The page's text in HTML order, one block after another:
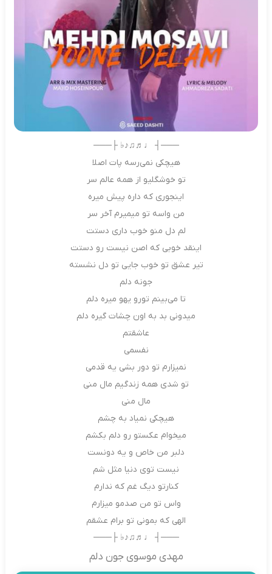
───┤ ♩♬♫♪♭ ├───
هیچکی نمی‌رسه پات اصلا
تو خوشگلیو از همه عالم سر
اینجوری که داره پیش میره
من واسه تو میمیرم آخر سر
لم دل منو خوب داری دستت
اینقد خوبی که اصن نیست رو دستت
تیر عشق تو خوب جایی تو دل نشسته
جونه دلم
تا می‌بینم تورو یهو میره دلم
میدونی بد به اون چشات گیره دلم
عاشقتم
نفسمی
نمیزارم تو دور بشی یه قدمی
تو شدی همه زندگیم مال منی
مال منی
هیچکی نمیاد به چشم
میخوام عکستو رو دلم بکشم
دلبر من خاص و یه دونست
نیست توی دنیا مثل شم
کنارتو دیگ غم که ندارم
واس تو من صدمو میزارم
الهی که بمونی تو برام عشقم
───┤ ♩♬♫♪♭ ├───
مهدی موسوی جون دلم